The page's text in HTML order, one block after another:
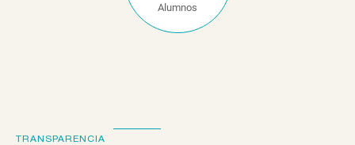
Alumnos
TRANSPARENCIA